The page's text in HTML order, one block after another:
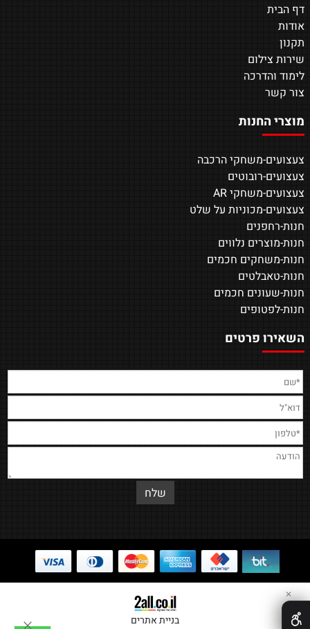
דף הבית
אודות
תקנון
שירות צילום
לימוד והדרכה
צור קשר
מוצרי החנות
צעצועים-משחקי הרכבה
צעצועים-רובוטים
צעצועים-משחקי AR
צעצועים-מכוניות על שלט
חנות-רחפנים
חנות-מוצרים נלווים
חנות-משחקים חכמים
חנות-טאבלטים
חנות-שעונים חכמים
חנות-לפטופים
השאירו פרטים
בניית אתרים
✕